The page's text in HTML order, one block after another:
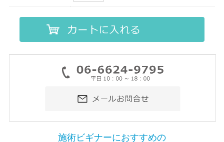
施術ビギナーにおすすめの